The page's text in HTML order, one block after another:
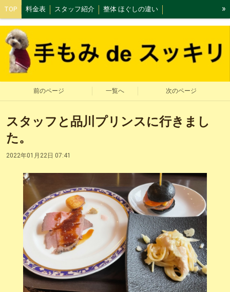
TOP 料金表 スタッフ紹介 整体 ほぐしの違い
ボキボキ整体は本当に危険！ 整体とは？ 整体で姿勢矯正
辛い肩こりは整体‼️
マスク、気圧よる頭痛 整体で免疫力UP‼️ 駐車場マップ
初めてご利用される方 オススメ！整体コース もみほぐしコース
マタニティ整体コース 小顔矯正コース 店舗写真 施術について
歪みを作る姿勢 小顔矯正について
小顔矯正Q＆A
ご意見箱 ブログ
»
前のページ 一覧へ 次のページ
スタッフと品川プリンスに行きまし
た。
2022年01月22日 07:41